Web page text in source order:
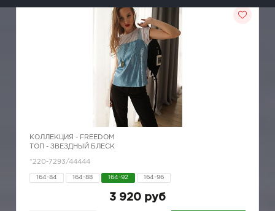
КОЛЛЕКЦИЯ - FREEDOM
ТОП - ЗВЕЗДНЫЙ БЛЕСК
*220-7293/44444
164-84 164-88 164-92 164-96
3 920 руб